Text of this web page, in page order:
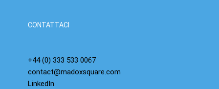
+44 (0) 333 533 0067
contact@madoxsquare.com
LinkedIn
CONTATTACI